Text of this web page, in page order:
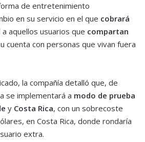
de entretenimiento
en su servicio en el que cobrará
a aquellos usuarios que compartan
cuenta con personas que vivan fuera
la compañía detalló que, de
se implementará a modo de prueba
y Costa Rica, con un sobrecoste
en Costa Rica, donde rondaría
extra.